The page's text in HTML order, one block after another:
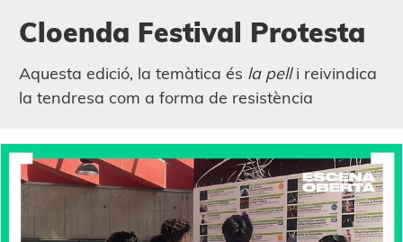
Cloenda Festival Protesta
Aquesta edició, la temàtica és la pelli reivindica
la tendresa com a forma de resistència